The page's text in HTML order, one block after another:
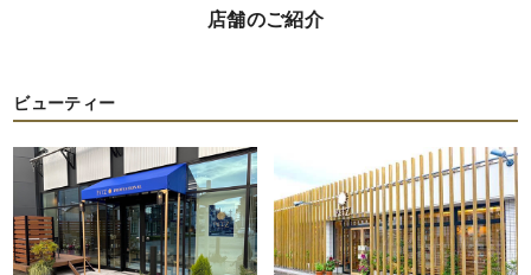
店舗のご紹介
ビューティー